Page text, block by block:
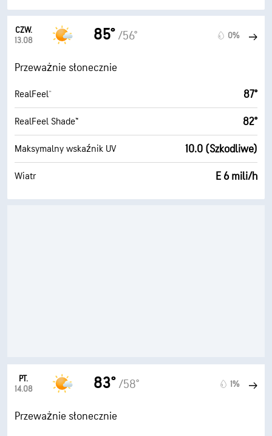
CZW.
13.08
85° /56° 0%
Przeważnie słonecznie
RealFeel® 87°
RealFeel Shade™ 82°
Maksymalny wskaźnik UV 10.0 (Szkodliwe)
Wiatr E 6 mili/h
PT.
14.08
83° /58° 1%
Przeważnie słonecznie